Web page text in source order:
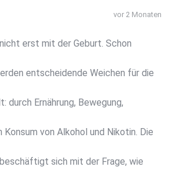
vor 2 Monaten
erst mit der Geburt. Schon
entscheidende Weichen für die
durch Ernährung, Bewegung,
Konsum von Alkohol und Nikotin. Die
sich mit der Frage, wie